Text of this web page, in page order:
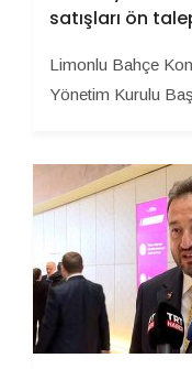
satışları ön
Limonlu Bahçe
Yönetim Kurulu